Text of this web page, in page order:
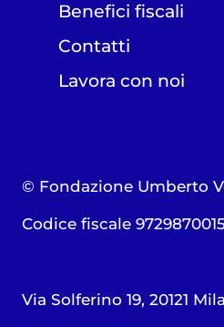
Benefici fiscali
Contatti
Lavora con noi
© Fondazione Umberto
Codice fiscale
Via Solferino 19, 20121